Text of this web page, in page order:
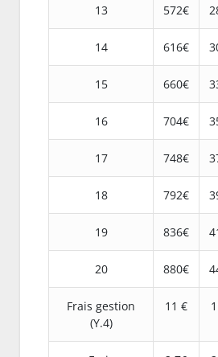
13 572€
14 616€
15 660€
16 704€
17 748€
18 792€
19 836€
20 880€
Frais gestion
(Y.4)
11 €